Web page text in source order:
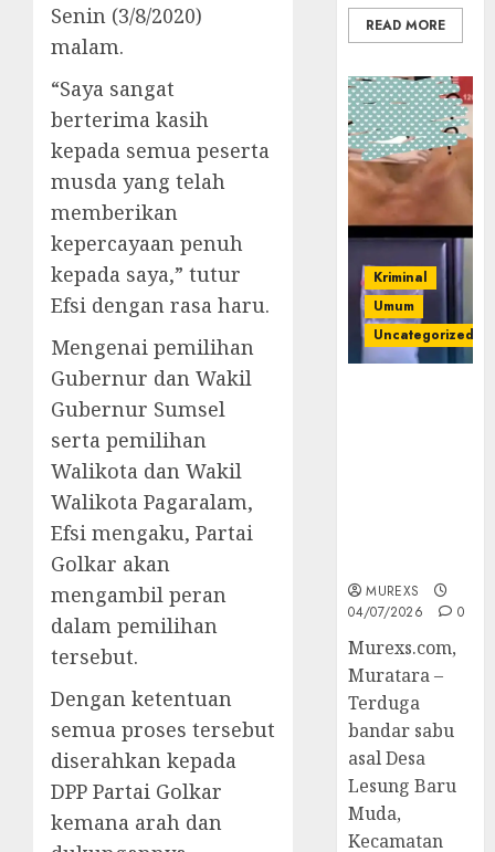
Senin (3/8/2020)
malam.
“Saya sangat
berterima kasih
kepada semua peserta
musda yang telah
memberikan
kepercayaan penuh
kepada saya,” tutur
Efsi dengan rasa haru.
Mengenai pemilihan
Gubernur dan Wakil
Gubernur Sumsel
serta pemilihan
Walikota dan Wakil
Walikota Pagaralam,
Efsi mengaku, Partai
Golkar akan
mengambil peran
dalam pemilihan
tersebut.
Dengan ketentuan
semua proses tersebut
diserahkan kepada
DPP Partai Golkar
kemana arah dan
READ MORE
Kriminal
Umum
Uncategorized
MUREXS
04/07/2026
0
Murexs.com,
Muratara –
Terduga
bandar sabu
asal Desa
Lesung Baru
Muda,
Kecamatan